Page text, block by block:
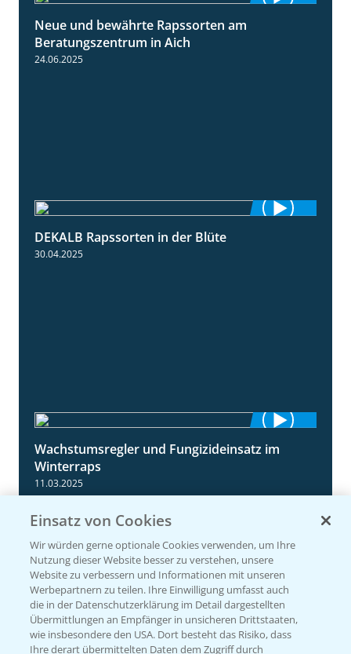
Neue und bewährte Rapssorten am
Beratungszentrum in Aich
24.06.2025
DEKALB Rapssorten in der Blüte
30.04.2025
1:23
Wachstumsregler und Fungizideinsatz im
Winterraps
11.03.2025
Einsatz von Cookies
Wir würden gerne optionale Cookies verwenden, um Ihre
Nutzung dieser Website besser zu verstehen, unsere
Website zu verbessern und Informationen mit unseren
Werbepartnern zu teilen. Ihre Einwilligung umfasst auch
die in der Datenschutzerklärung im Detail dargestellten
Übermittlungen an Empfänger in unsicheren Drittstaaten,
wie insbesondere den USA. Dort besteht das Risiko, dass
Ihre derart übermittelten Daten dem Zugriff durch